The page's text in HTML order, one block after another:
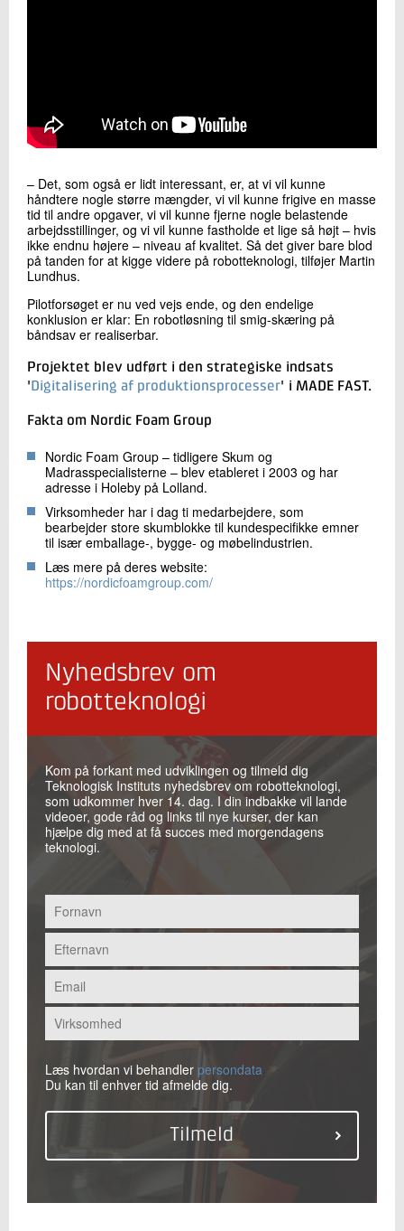
– Det, som også er lidt interessant, er, at vi vil kunne
håndtere nogle større mængder, vi vil kunne frigive en masse
tid til andre opgaver, vi vil kunne fjerne nogle belastende
arbejdsstillinger, og vi vil kunne fastholde et lige så højt – hvis
ikke endnu højere – niveau af kvalitet. Så det giver bare blod
på tanden for at kigge videre på robotteknologi, tilføjer Martin
Lundhus.
Pilotforsøget er nu ved vejs ende, og den endelige
konklusion er klar: En robotløsning til smig-skæring på
båndsav er realiserbar.
Projektet blev udført i den strategiske indsats
' Digitalisering af produktionsprocesser' i MADE FAST.
Fakta om Nordic Foam Group
Nordic Foam Group – tidligere Skum og
Madrasspecialisterne – blev etableret i 2003 og har
adresse i Holeby på Lolland.
Virksomheder har i dag ti medarbejdere, som
bearbejder store skumblokke til kundespecifikke emner
til især emballage-, bygge- og møbelindustrien.
Læs mere på deres website:
https://nordicfoamgroup.com/
Nyhedsbrev om
robotteknologi
Kom på forkant med udviklingen og tilmeld dig
Teknologisk Instituts nyhedsbrev om robotteknologi,
som udkommer hver 14. dag. I din indbakke vil lande
videoer, gode råd og links til nye kurser, der kan
hjælpe dig med at få succes med morgendagens
teknologi.
Læs hvordan vi behandler persondata
Du kan til enhver tid afmelde dig.